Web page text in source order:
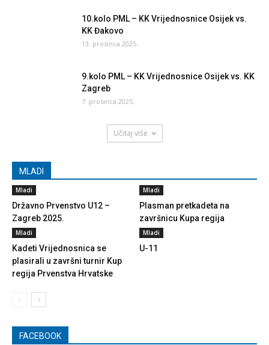
10.kolo PML – KK Vrijednosnice Osijek vs.
KK Đakovo
13. prosinca 2025.
9.kolo PML – KK Vrijednosnice Osijek vs. KK
Zagreb
7. prosinca 2025.
Učitaj više
MLADI
Mladi
Državno Prvenstvo U12 –
Zagreb 2025.
Mladi
Plasman pretkadeta na
završnicu Kupa regija
Mladi
Kadeti Vrijednosnica se
plasirali u završni turnir Kup
regija Prvenstva Hrvatske
Mladi
U-11
FACEBOOK